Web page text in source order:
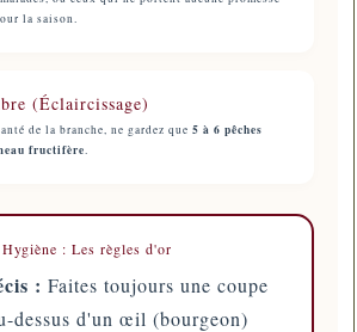
la saison.
(Éclaircissage)
de la branche, ne gardez que 5 à 6 pêches
fructifère
: Les règles d'or
: Faites toujours une coupe
dessus d'un œil (bourgeon)